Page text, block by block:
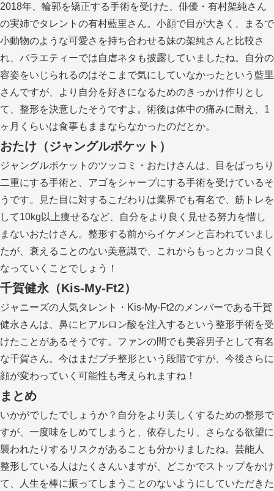
2018年、輪郭を矯正する手術を受けた、俳優・有村架純さん
の実姉でタレントの有村藍里さん。小顔で目が大きく、まるで
小動物のような可愛さを持ち合わせる妹の架純さんと比較さ
れ、バラエティーでは自虐ネタも披露していましたね。自分の
容姿をいじられるのはそこまで気にしていなかったという藍里
さんですが、より自分を好きになるためのきっかけ作りとし
て、整形を決意したそうですよ。術後は体中の痛みに耐え、1
ヶ月くらいは食事もままならなかったのだとか。
おたけ（ジャングルポケット）
ジャングルポケットのツッコミ・おたけさんは、目をぱっちり
二重にする手術と、アゴをシャープにする手術を受けているそ
うです。見た目に対するこだわりは業界でも有名で、筋トレを
して10kg以上痩せるなど、自分をより良く見せる努力を惜し
まないおたけさん。整形する前からイケメンと言われていまし
たが、衰えることのない美意識で、これからもっとカッコ良く
なっていくことでしょう！
千賀健永（Kis-My-Ft2）
ジャニーズの人気タレント・Kis-My-Ft2のメンバーである千賀
健永さんは、鼻にヒアルロン酸を注入するという整形手術を受
けたことがあるそうです。ファンの間でも美容男子として有名
な千賀さん。今はまだプチ整形という段階ですが、今後さらに
顔が変わっていく可能性も考えられますね！
まとめ
いかがでしたでしょうか？自分をより美しくするための整形で
すが、一度味をしめてしまうと、依存したり、さらなる欲望に
襲われたりするリスクがあることも分かりましたね。芸能人
整形している人はたくさんいますが、どこかでストップをかけ
て、人生を棒に振ってしまうことのないようにしていただきた